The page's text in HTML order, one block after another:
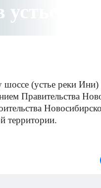
шоссе (устье реки
Правительства
территории.